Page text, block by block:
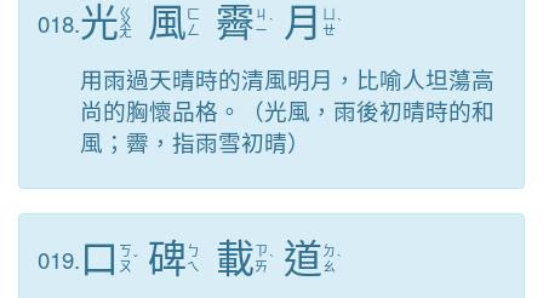
018.光ㄍ
ㄨ
ㄤ 風 ㄈ
ㄥ
霽 ㄐ
ㄧˋ 月
ㄝˋ
用雨過天晴時的清風明月，比喻人坦蕩高
尚的胸懷品格。（光風，雨後初晴時的和
風；霽，指雨雪初晴）
019.口 ㄎ
ㄡˇ 碑 ㄅ
ㄟ
載ㄗ
ㄞˋ 道 ㄉ
ㄠˋ